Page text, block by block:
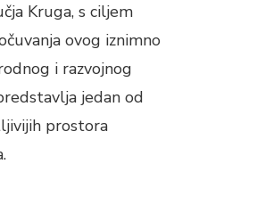
Kruga, s ciljem
ovog iznimno
i razvojnog
jedan od
prostora